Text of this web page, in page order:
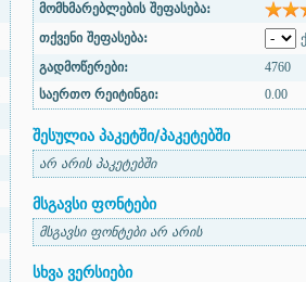
მომხმარებლების შეფასება:
თქვენი შეფასება:
გადმოწერები:
4760
საერთო რეიტინგი:
0.00
შესულია პაკეტში/პაკეტებში
არ არის პაკეტებში
მსგავსი ფონტები
მსგავსი ფონტები არ არის
სხვა ვერსიები